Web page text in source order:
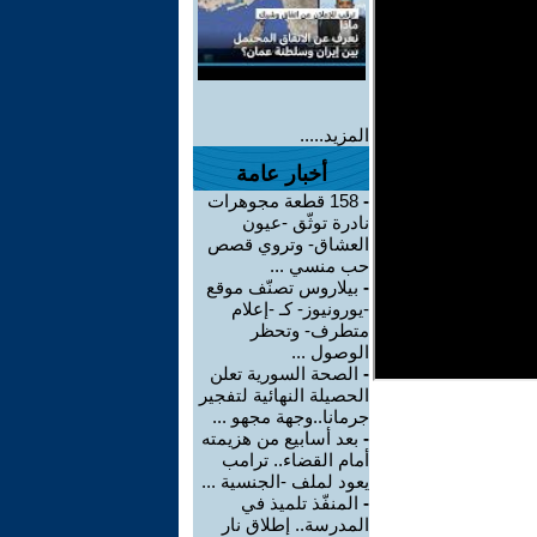
المزيد.....
أخبار عامة
-
158 قطعة مجوهرات
نادرة توثّق -عيون
العشاق- وتروي قصص
حب منسي ...
- بيلاروس تصنّف موقع
-يورونيوز- كـ -إعلام
متطرف- وتحظر
الوصول ...
- الصحة السورية تعلن
الحصيلة النهائية لتفجير
جرمانا..وجهة مجهو ...
- بعد أسابيع من هزيمته
أمام القضاء.. ترامب
يعود لملف -الجنسية ...
- المنفّذ تلميذ في
المدرسة.. إطلاق نار